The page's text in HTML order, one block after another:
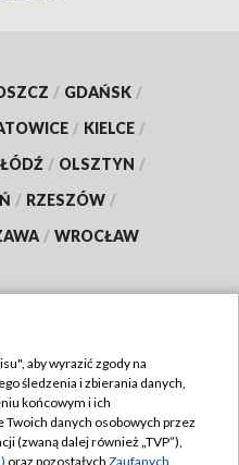
/ GDAŃSK /
/ KIELCE /
ŁÓDŹ / OLSZTYN /
/ RZESZÓW /
/ WROCŁAW
TVP
aby wyrazić zgody na
śledzenia i zbierania danych,
końcowym i ich
danych osobowych przez
(zwaną dalej również „TVP”),
oraz pozostałych Zaufanych